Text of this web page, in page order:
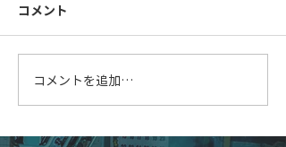
柱を大組中です
コメント
コメントを追加…